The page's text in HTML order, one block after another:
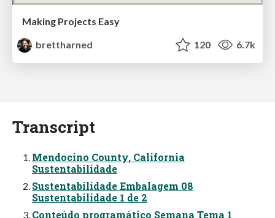
Making Projects Easy
brettharned
120 6.7k
Transcript
Mendocino County, California
Sustentabilidade
Sustentabilidade Embalagem 08
Sustentabilidade 1 de 2
Conteúdo programático Semana Tema 1